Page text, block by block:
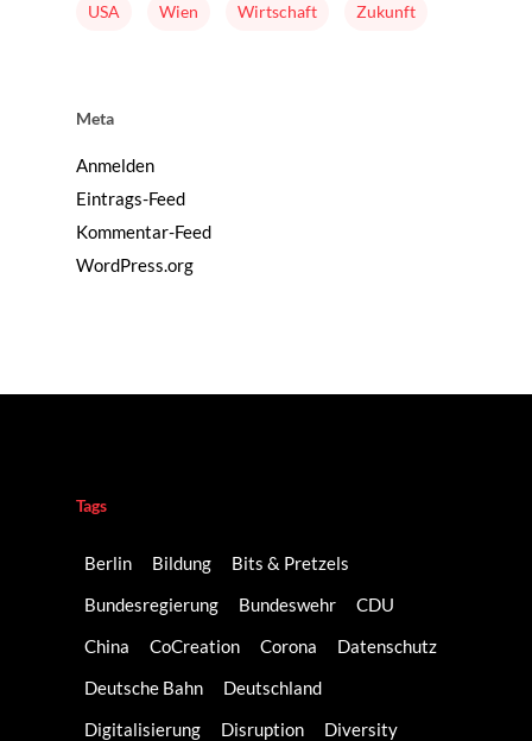
USA Wien Wirtschaft Zukunft
Meta
Anmelden
Eintrags-Feed
Kommentar-Feed
WordPress.org
Tags
Berlin Bildung
Bits & Pretzels
Bundesregierung
Bundeswehr
CDU
China
CoCreation Corona
Datenschutz
Deutsche Bahn
Deutschland
Digitalisierung
Disruption
Diversity